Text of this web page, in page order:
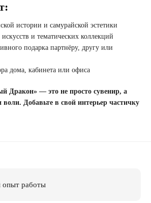
истории и самурайской эстетики
и тематических коллекций
подарка партнёру, другу или
дома, кабинета или офиса
Дракон» — это не просто сувенир, а
Добавьте в свой интерьер частичку
опыт работы